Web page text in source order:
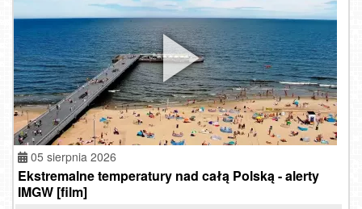
05 sierpnia 2026
Ekstremalne temperatury nad całą Polską - alerty
IMGW [film]